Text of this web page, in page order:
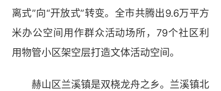
离式”向“开放式”转变。全市共腾出9.6万平方
米办公空间用作群众活动场所，79个社区利
用物管小区架空层打造文体活动空间。
赫山区兰溪镇是双桡龙舟之乡。兰溪镇北